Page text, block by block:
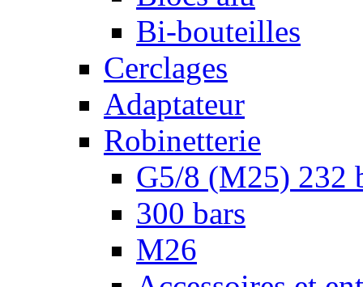
Bi-bouteilles
Cerclages
Adaptateur
Robinetterie
G5/8 (M25) 232
300 bars
M26